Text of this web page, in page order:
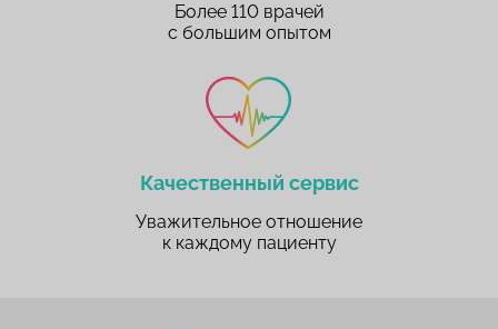
Более 110 врачей
с большим опытом
Качественный сервис
Уважительное отношение
к каждому пациенту